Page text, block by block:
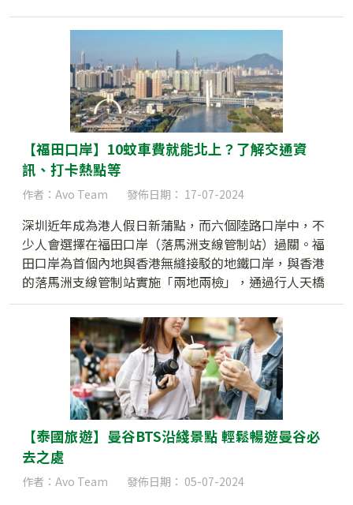
【福田口岸】10蚊車費就能北上？了解交通資
訊、打卡熱點等
作者：Avo Team 發佈日期： 17-07-2024
深圳近年成為港人假日新蒲點，而六個陸路口岸中，不
少人會選擇在福田口岸（落馬洲支線管制站）過關。福
田口岸為首個內地與香港無縫接駁的地鐵口岸，與香港
的落馬洲支線管制站實施「兩地兩檢」，通過行人天橋
跨越深圳河，就能抵達深圳。
【泰國旅遊】曼谷BTS沿綫景點 輕鬆暢遊曼谷必
去之處
作者：Avo Team 發佈日期： 05-07-2024